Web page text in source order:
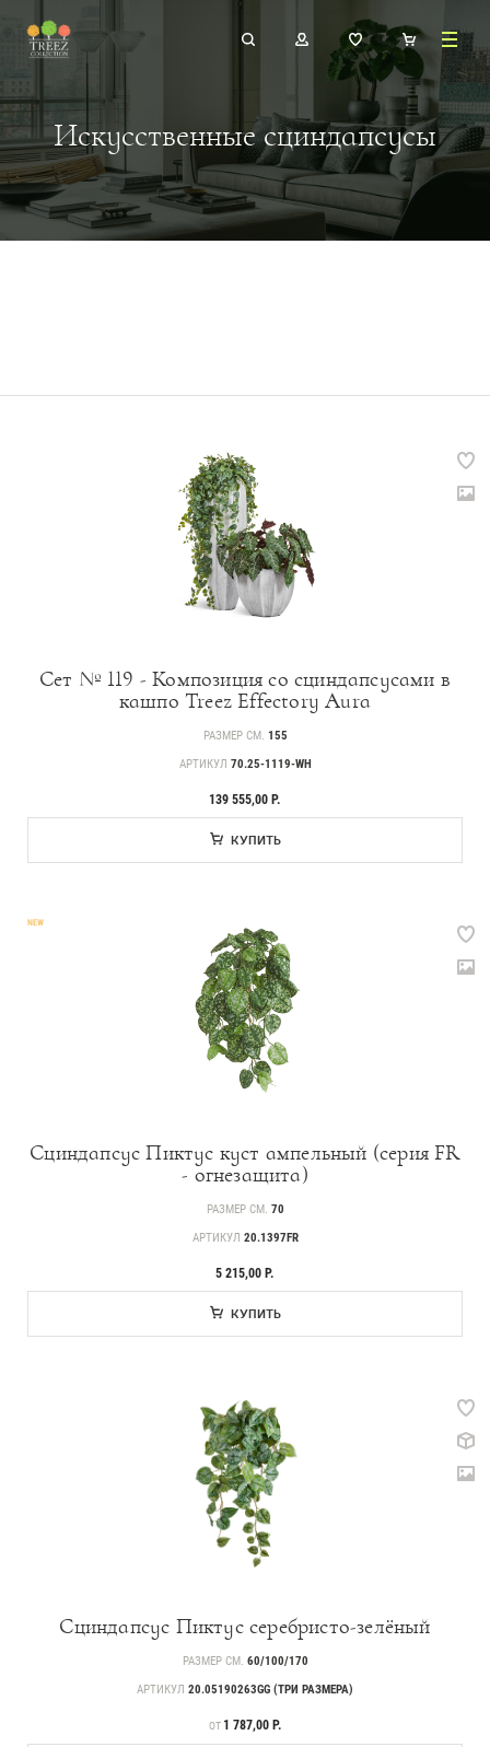
Искусственные сциндапсусы
Сет № 119 - Композиция со сциндапсусами в
кашпо Treez Effectory Aura
РАЗМЕР СМ. 155
АРТИКУЛ 70.25-1119-WH
139 555,00 Р.
КУПИТЬ
NEW
Сциндапсус Пиктус куст ампельный (серия FR
- огнезащита)
РАЗМЕР СМ. 70
АРТИКУЛ 20.1397FR
5 215,00 Р.
КУПИТЬ
Сциндапсус Пиктус серебристо-зелёный
РАЗМЕР СМ. 60/100/170
АРТИКУЛ 20.05190263GG (ТРИ РАЗМЕРА)
ЦЕНА
ОТ 1 787,00 Р.
Каталог
Растения, кусты, мох и трава